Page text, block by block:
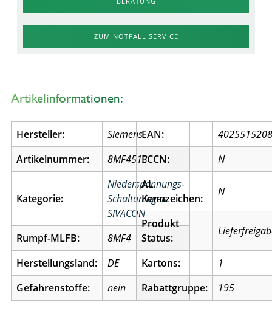
ZUM NOTFALL SERVICE
Artikelinformationen:
Hersteller:
Siemens
Artikelnummer:
8MF4513
Kategorie:
Niederspannungs-
Schaltanlagen
SIVACON
Rumpf-MLFB:
8MF4
Herstellungsland:
DE
Gefahrenstoffe:
nein
EAN:
ECCN:
N
AL
Kennzeichen:
N
Produkt
Status:
Kartons:
1
Rabattgruppe:
195